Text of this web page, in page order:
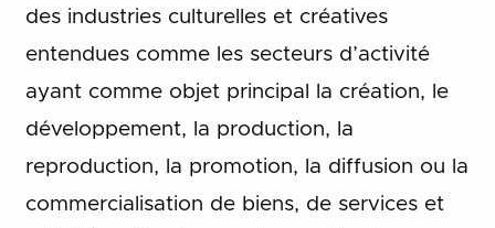
des industries culturelles et créatives
entendues comme les secteurs d’activité
ayant comme objet principal la création, le
développement, la production, la
reproduction, la promotion, la diffusion ou la
commercialisation de biens, de services et